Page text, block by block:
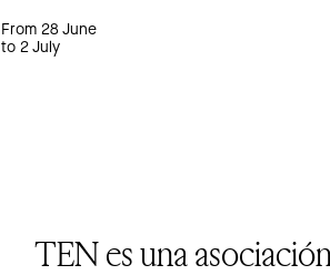
From 28 June
to 2 July
TEN es una